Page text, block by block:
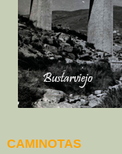
CAMINOTAS